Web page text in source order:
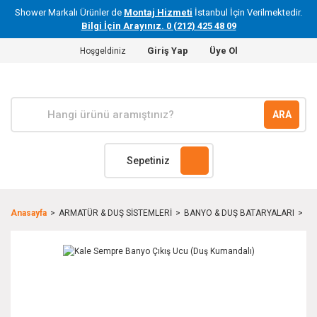
Shower Markalı Ürünler de Montaj Hizmeti İstanbul İçin Verilmektedir.
Bilgi İçin Arayınız. 0 (212) 425 48 09
Hoşgeldiniz Giriş Yap Üye Ol
ARA
Sepetiniz
Anasayfa ARMATÜR & DUŞ SİSTEMLERİ BANYO & DUŞ BATARYALARI